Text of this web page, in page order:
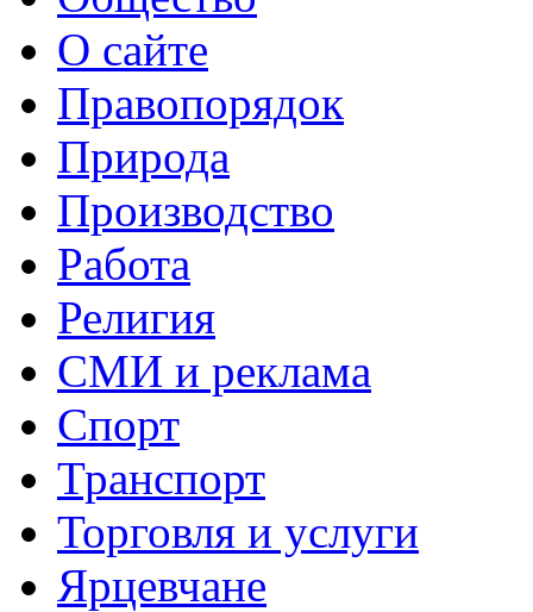
О сайте
Правопорядок
Природа
Производство
Работа
Религия
СМИ и реклама
Спорт
Транспорт
Торговля и услуги
Ярцевчане